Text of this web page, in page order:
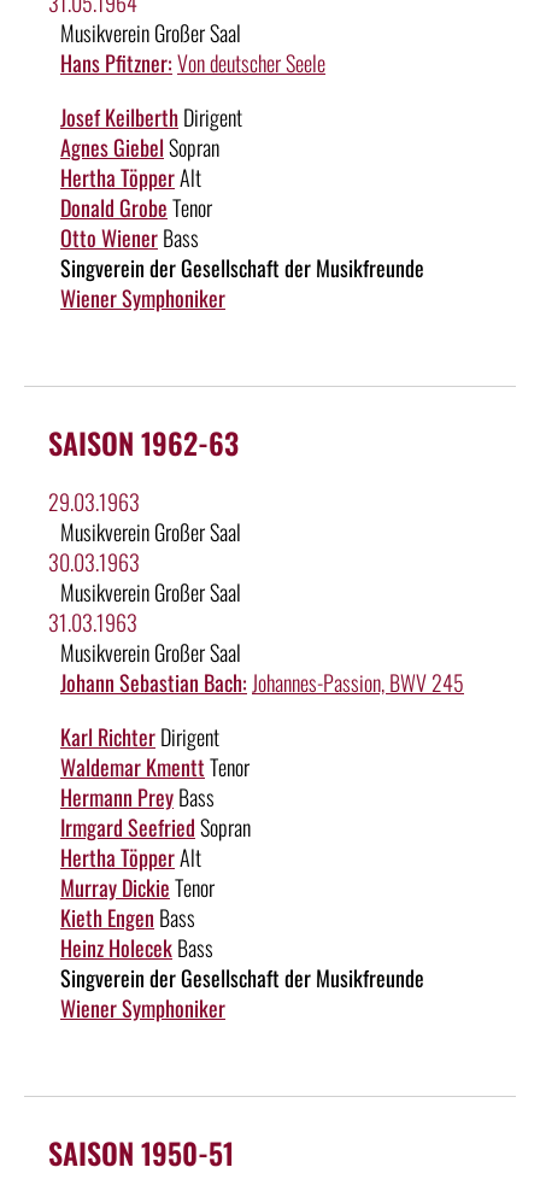
Musikverein Großer Saal
Hans Pfitzner:Von deutscher Seele
Josef KeilberthDirigent
Agnes GiebelSopran
Hertha TöpperAlt
Donald GrobeTenor
Otto WienerBass
Singverein der Gesellschaft der Musikfreunde
Wiener Symphoniker
SAISON 1962-63
29.03.1963
Musikverein Großer Saal
30.03.1963
Musikverein Großer Saal
31.03.1963
Musikverein Großer Saal
Johann Sebastian Bach: Johannes-Passion, BWV 245
Karl RichterDirigent
Waldemar KmenttTenor
Hermann PreyBass
Irmgard SeefriedSopran
Hertha TöpperAlt
Murray DickieTenor
Kieth Engen Bass
Heinz HolecekBass
Singverein der Gesellschaft der Musikfreunde
Wiener Symphoniker
SAISON 1950-51